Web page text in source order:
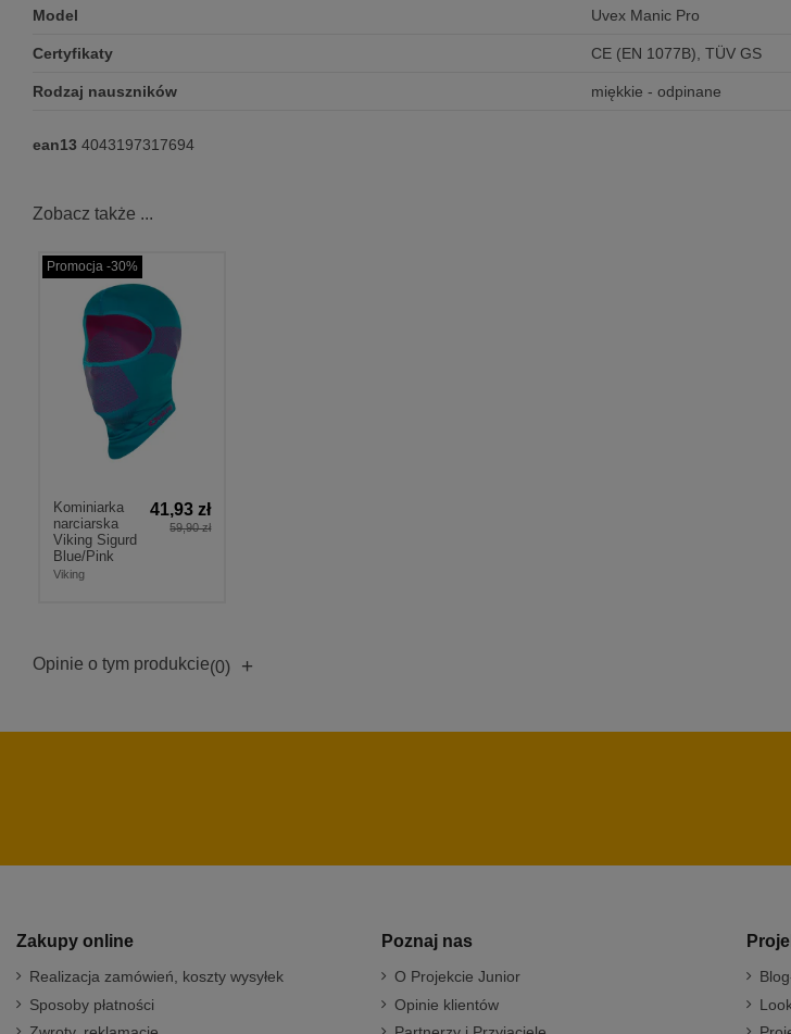
Model Uvex Manic Pro
Certyfikaty CE (EN 1077B), TÜV GS
Rodzaj nauszników miękkie - odpinane
ean13 4043197317694
Zobacz także ...
Promocja -30%
Kominiarka
narciarska
Viking Sigurd
Blue/Pink
Viking
41,93 zł
59,90 zł
Opinie o tym produkcie(0) +
Zakupy online
Realizacja zamówień, koszty wysyłek
Sposoby płatności
Poznaj nas
O Projekcie Junior
Opinie klientów